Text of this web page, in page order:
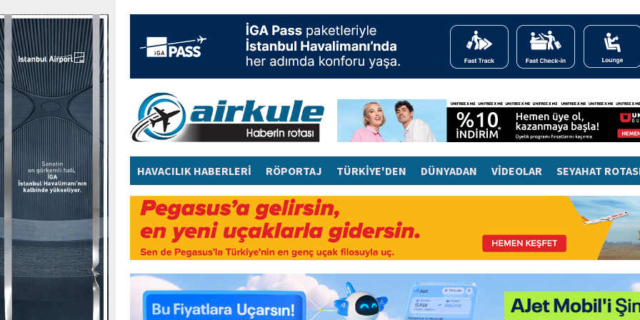
HAVACILIK HABERLERİ RÖPORTAJ TÜRKİYE'DEN DÜNYADAN VİDEOLAR SEYAHAT